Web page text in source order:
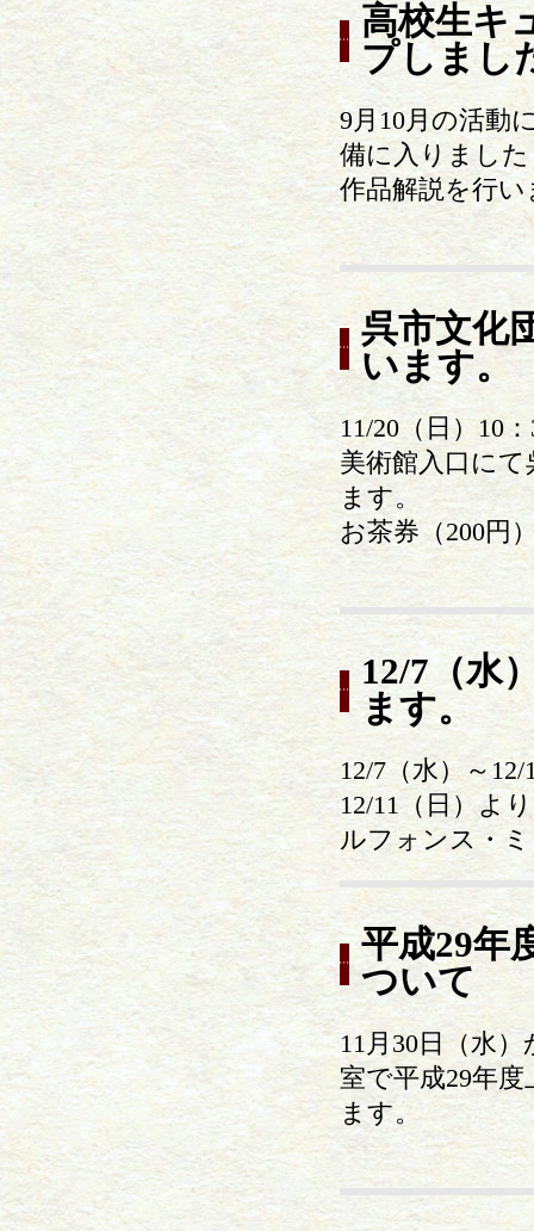
高校生キ
プしまし
9月10月の活動
備に入りまし
作品解説を行
呉市文化
います。
11/20（日）10
美術館入口に
ます。
お茶券（200円
12/7（水
ます。
12/7（水）～
12/11（日）よ
ルフォンス・
平成29年
ついて
11月30日（水
室で平成29年
ます。